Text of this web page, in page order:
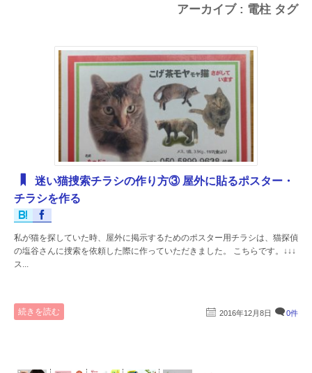
アーカイブ : 電柱 タグ
迷い猫捜索チラシの作り方③ 屋外に貼るポスター・
チラシを作る
私が猫を探していた時、屋外に掲示するためのポスター用チラシは、猫探偵
の塩谷さんに捜索を依頼した際に作っていただきました。 こちらです。↓↓↓
ス...
続きを読む 2016年12月8日 0件